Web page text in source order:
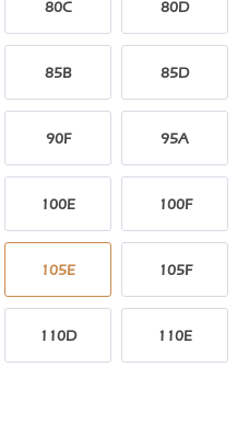
80C 80D
85B 85D
90F 95A
100E 100F
105E 105F
110D 110E